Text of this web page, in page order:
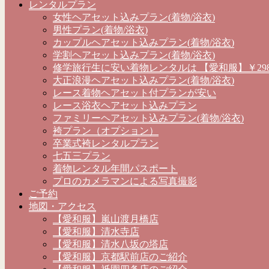
レンタルプラン
女性ヘアセット込みプラン(着物/浴衣)
男性プラン(着物/浴衣)
カップルヘアセット込みプラン(着物/浴衣)
学割ヘアセット込みプラン(着物/浴衣)
修学旅行生に安い着物レンタルは 【愛和服】￥
大正浪漫ヘアセット込みプラン(着物/浴衣)
レース着物ヘアセット付プランが安い
レース浴衣ヘアセット込みプラン
ファミリーヘアセット込みプラン(着物/浴衣)
袴プラン（オプション）
卒業式袴レンタルプラン
七五三プラン
着物レンタル年間パスポート
プロのカメラマンによる写真撮影
ご予約
地図・アクセス
【愛和服】嵐山渡月橋店
【愛和服】清水寺店
【愛和服】清水八坂の塔店
【愛和服】京都駅前店のご紹介